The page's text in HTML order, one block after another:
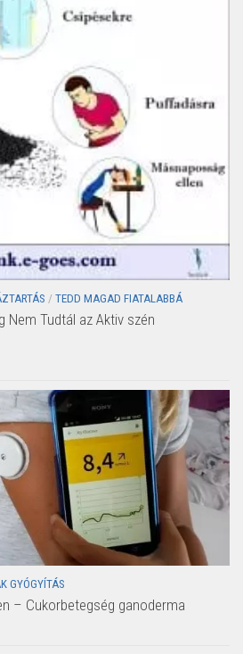
/ TEDD MAGAD FIATALABBÁ
Nem Tudtál az Aktiv szén
GYÓGYÍTÁS
– Cukorbetegség ganoderma